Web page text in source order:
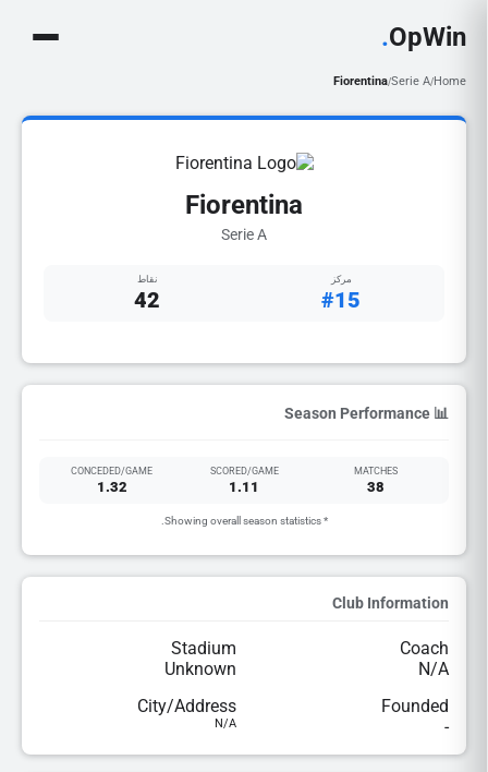
OpWin
.
Home
/
Serie A
/
Fiorentina
Fiorentina
Serie A
مركز
#15
نقاط
42
📊 Season Performance
MATCHES
38
SCORED/GAME
1.11
CONCEDED/GAME
1.32
* Showing overall season statistics.
Club Information
Coach
N/A
Stadium
Unknown
Founded
-
City/Address
N/A